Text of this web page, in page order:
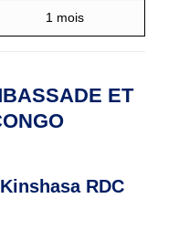
1 mois
ET
RDC